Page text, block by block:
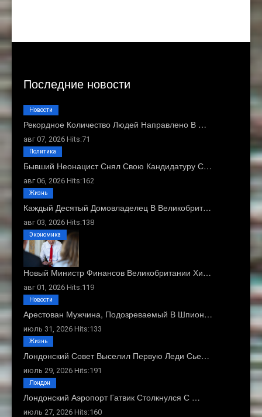
Последние новости
Рекордное Количество Людей Направлено В …
авг 07, 2026 Hits:71
Новости
Бывший Неонацист Снял Свою Кандидатуру С…
авг 06, 2026 Hits:162
Политика
Каждый Десятый Домовладелец В Великобрит…
авг 03, 2026 Hits:138
Жизнь
Новый Министр Финансов Великобритании Хи…
авг 01, 2026 Hits:119
Экономика
Арестован Мужчина, Подозреваемый В Шпион…
июль 31, 2026 Hits:133
Новости
Лондонский Совет Выселил Первую Леди Сье…
июль 29, 2026 Hits:191
Жизнь
Лондонский Аэропорт Гатвик Столкнулся С …
июль 27, 2026 Hits:160
Лондон